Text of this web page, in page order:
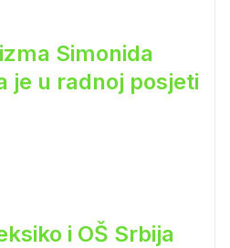
Simonida
je u radnoj posjeti
i OŠ Srbija